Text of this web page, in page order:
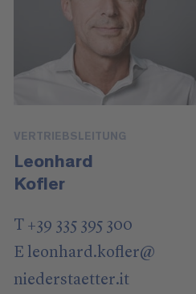
VERTRIEBSLEITUNG
Leonhard
Kofler
T +39 335 395 300
E leonhard.kofler@
niederstaetter.it